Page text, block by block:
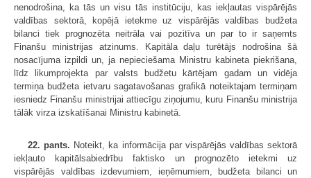
nenodrošina, ka tās un visu tās institūciju, kas iekļautas vispārējās
valdības sektorā, kopējā ietekme uz vispārējās valdības budžeta
bilanci tiek prognozēta neitrāla vai pozitīva un par to ir saņemts
Finanšu ministrijas atzinums. Kapitāla daļu turētājs nodrošina šā
nosacījuma izpildi un, ja nepieciešama Ministru kabineta piekrišana,
līdz likumprojekta par valsts budžetu kārtējam gadam un vidēja
termiņa budžeta ietvaru sagatavošanas grafikā noteiktajam termiņam
iesniedz Finanšu ministrijai attiecīgu ziņojumu, kuru Finanšu ministrija
tālāk virza izskatīšanai Ministru kabinetā.
22. pants. Noteikt, ka informācija par vispārējās valdības sektorā
iekļauto kapitālsabiedrību faktisko un prognozēto ietekmi uz
vispārējās valdības izdevumiem, ieņēmumiem, budžeta bilanci un